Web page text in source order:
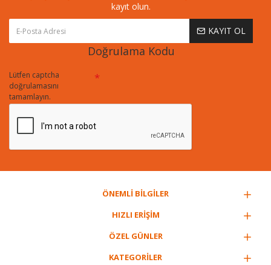
kayıt olun.
KAYIT OL
Doğrulama Kodu
Lütfen captcha
doğrulamasını
tamamlayın.
ÖNEMLİ BİLGİLER
HIZLI ERİŞİM
ÖZEL GÜNLER
KATEGORİLER